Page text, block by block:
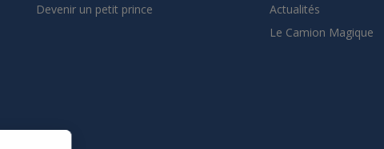
Devenir un petit prince
Actualités
Le Camion Magique